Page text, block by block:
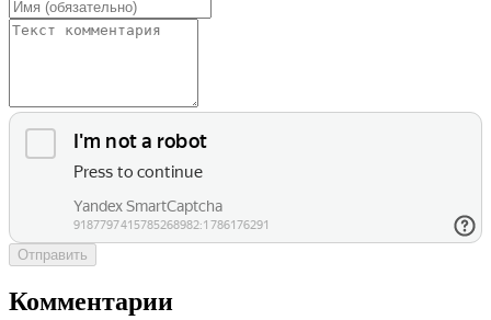
Отправить
Комментарии